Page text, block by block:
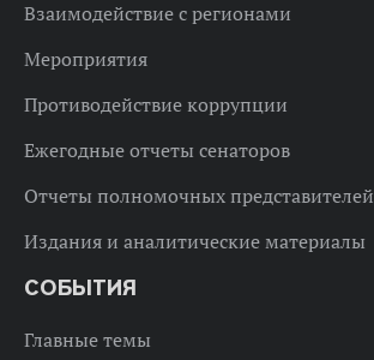
Взаимодействие с регионами
Мероприятия
Противодействие коррупции
Ежегодные отчеты сенаторов
Отчеты полномочных представителей
Издания и аналитические материалы
СОБЫТИЯ
Главные темы